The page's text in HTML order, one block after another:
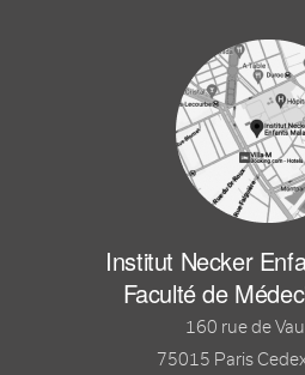
Institut Necker
Faculté de
160 rue de
75015 Paris